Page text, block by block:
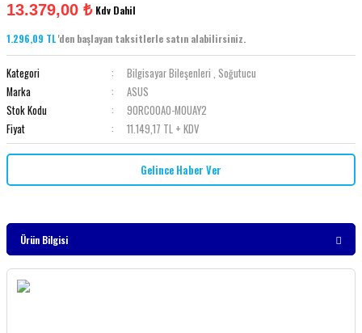
13.379,00 ₺ Kdv Dahil
1.296,09 TL'den başlayan taksitlerle satın alabilirsiniz.
Kategori Bilgisayar Bileşenleri , Soğutucu
Marka
ASUS
Stok Kodu
90RC00A0-M0UAY2
Fiyat
11.149,17 TL + KDV
Gelince Haber Ver
Ürün Bilgisi